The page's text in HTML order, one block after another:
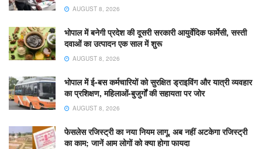
AUGUST 8, 2026
भोपाल में बनेगी प्रदेश की दूसरी सरकारी आयुर्वेदिक फार्मेसी, सस्ती
दवाओं का उत्पादन एक साल में शुरू
AUGUST 8, 2026
भोपाल में ई-बस कर्मचारियों को सुरक्षित ड्राइविंग और यात्री व्यवहार
का प्रशिक्षण, महिलाओं-बुजुर्गों की सहायता पर जोर
AUGUST 8, 2026
फेसलेस रजिस्ट्री का नया नियम लागू, अब नहीं अटकेगा रजिस्ट्री
का काम; जानें आम लोगों को क्या होगा फायदा